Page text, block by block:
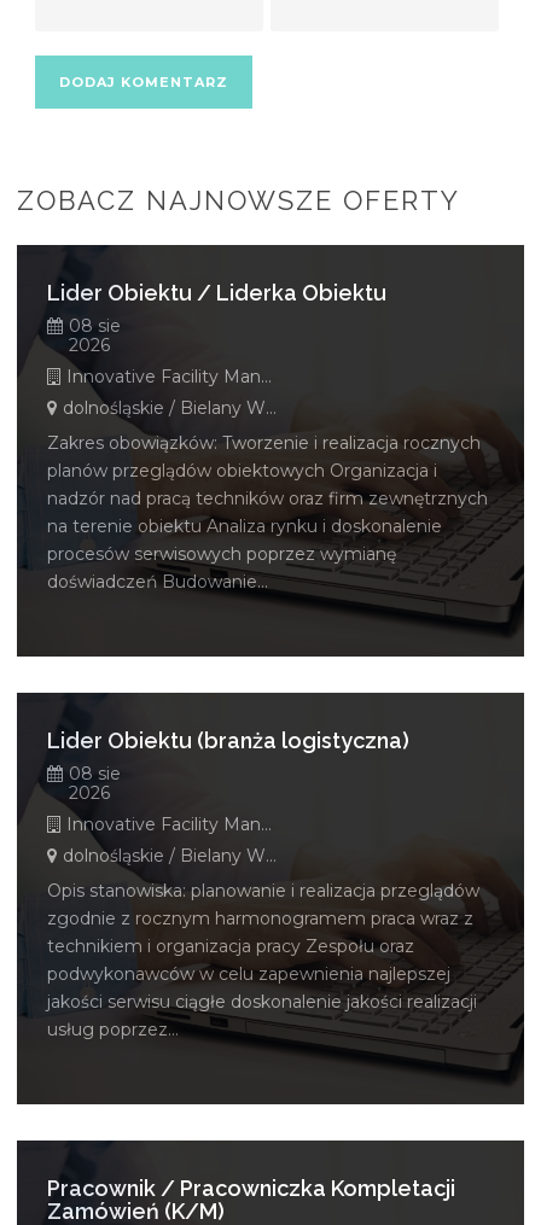
ZOBACZ NAJNOWSZE OFERTY
Lider Obiektu / Liderka Obiektu
08 sie
2026
Innovative Facility Management Polska Sp. z o. o.
dolnośląskie / Bielany Wrocławskie
Zakres obowiązków: Tworzenie i realizacja rocznych
planów przeglądów obiektowych Organizacja i
nadzór nad pracą techników oraz firm zewnętrznych
na terenie obiektu Analiza rynku i doskonalenie
procesów serwisowych poprzez wymianę
doświadczeń Budowanie...
Lider Obiektu (branża logistyczna)
08 sie
2026
Innovative Facility Management Polska Sp. z o. o.
dolnośląskie / Bielany Wrocławskie
Opis stanowiska: planowanie i realizacja przeglądów
zgodnie z rocznym harmonogramem praca wraz z
technikiem i organizacja pracy Zespołu oraz
podwykonawców w celu zapewnienia najlepszej
jakości serwisu ciągłe doskonalenie jakości realizacji
usług poprzez...
Pracownik / Pracowniczka Kompletacji
Zamówień (K/M)